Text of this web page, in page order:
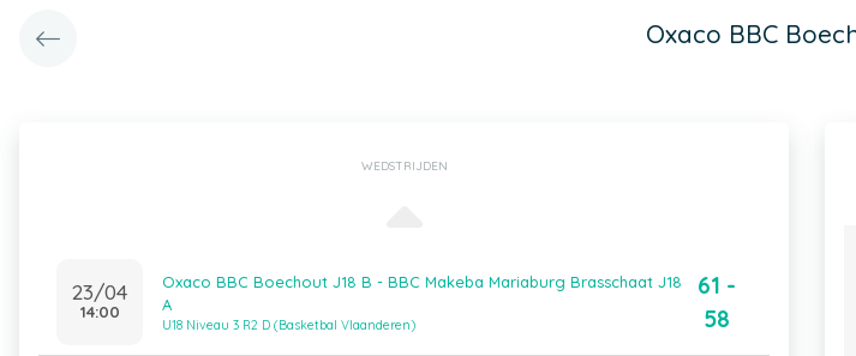
Oxaco BBC
WEDSTRIJDEN
23/04
14:00
Oxaco BBC Boechout J18 B - BBC Makeba Mariaburg Brasschaat J18
A
U18 Niveau 3 R2 D (Basketbal Vlaanderen)
61 -
58